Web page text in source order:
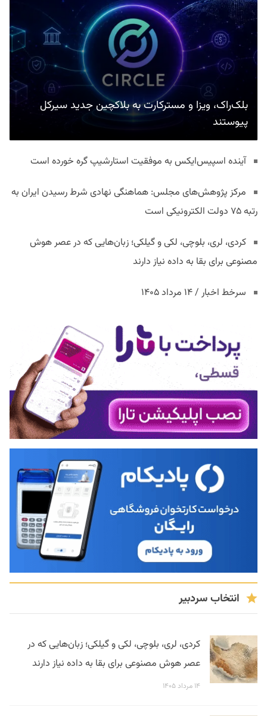
بلک‌راک، ویزا و مسترکارت به بلاکچین جدید سیرکل
پیوستند
آینده اسپیس‌ایکس به موفقیت استارشیپ گره خورده است
مرکز پژوهش‌های مجلس: هماهنگی نهادی شرط رسیدن ایران به
رتبه ۷۵ دولت الکترونیکی است
کردی، لری، بلوچی، لکی و گیلکی؛ زبان‌هایی که در عصر هوش
مصنوعی برای بقا به داده نیاز دارند
سرخط اخبار / ۱۴ مرداد ۱۴۰۵
انتخاب سردبیر
کردی، لری، بلوچی، لکی و گیلکی؛ زبان‌هایی که در
عصر هوش مصنوعی برای بقا به داده نیاز دارند
۱۴ مرداد ۱۴۰۵